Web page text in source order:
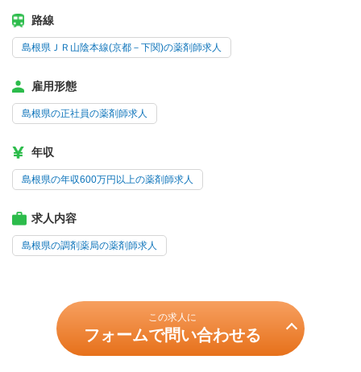
路線
島根県ＪＲ山陰本線(京都－下関)の薬剤師求人
雇用形態
島根県の正社員の薬剤師求人
年収
島根県の年収600万円以上の薬剤師求人
求人内容
島根県の調剤薬局の薬剤師求人
この求人に
フォームで問い合わせる